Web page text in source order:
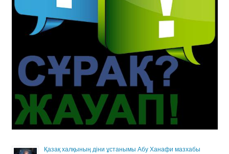
Қазақ халқының діни ұстанымы Абу Ханафи мазхабы